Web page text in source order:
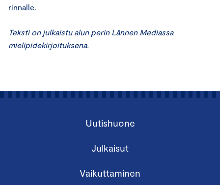
rinnalle.
Teksti on julkaistu alun perin Lännen Mediassa
mielipidekirjoituksena.
Uutishuone
Julkaisut
Vaikuttaminen